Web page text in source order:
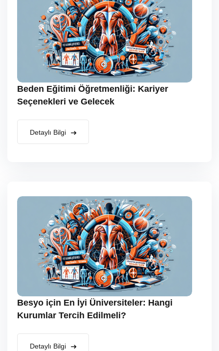
Beden Eğitimi Öğretmenliği: Kariyer
Seçenekleri ve Gelecek
Detaylı Bilgi
Besyo için En İyi Üniversiteler: Hangi
Kurumlar Tercih Edilmeli?
Detaylı Bilgi